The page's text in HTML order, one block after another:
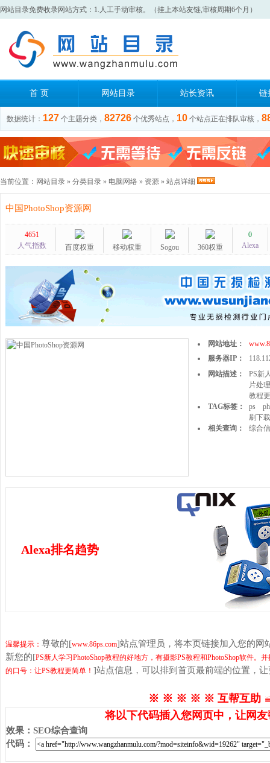
网站目录免费收录网站方式：1.人工手动审核。（挂上本站友链,审核周期6个月）
首 页 网站目录 站长资讯 链
数据统计： 127 个主题分类， 82726 个优秀站点， 10 个站点正在排队审核，
当前位置： 网站目录 » 分类目录 » 电脑网络 » 资源 » 站点详细
中国PhotoShop资源网
4651
人气指数
百度权重 移动权重 Sogou 360权重
0
Alexa
网站地址：
服务器IP：
网站描述：
PS新
片处
教程
TAG标签：
ps
刷下载
相关查询：
综合
Alexa排名趋势
温馨提示： 尊敬的[www.86ps.com]站点管理员，将本页链接加入您的网
新您的[PS新人学习PhotoShop教程的好地方，有摄影PS教程和PhotoShop软件
的口号：让PS教程更简单！ ]站点信息，可以排到首页最前端的位置，
※ ※ ※ ※ ※ 互帮互助
将以下代码插入您网页中，让网
效果 ： SEO综合查询
代码 ：